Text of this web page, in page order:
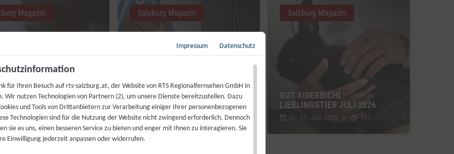
FÜR JEDERMANN:
SPENDIEREN
FESTMAHL
Aug.. 2026 // 230
Magazin
LIVEKONTAKT ZUR ISS
Fr., 31. Juli. 2026 // 216
Salzburg Magazin
GUT AIDERBICHL:
LIEBLINGSTIER JULI 2026
Fr., 31. Juli. 2026 // 281
Salzburg Magazin
Impressum Datenschutz
für Ihren Besuch auf rts-salzburg.at, der Website von RTS Regionalfernsehen GmbH in
Wir nutzen Technologien von Partnern (2), um unsere Dienste bereitzustellen. Dazu
und Tools von Drittanbietern zur Verarbeitung einiger Ihrer personenbezogenen
Technologien sind für die Nutzung der Website nicht zwingend erforderlich. Dennoch
sie es uns, einen besseren Service zu bieten und enger mit Ihnen zu interagieren. Sie
Einwilligung jederzeit anpassen oder widerrufen.